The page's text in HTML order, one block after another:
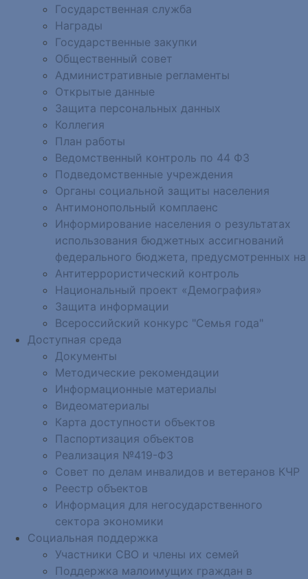
Государственная служба
Награды
Государственные закупки
Общественный совет
Административные регламенты
Открытые данные
Защита персональных данных
Коллегия
План работы
Ведомственный контроль по 44 ФЗ
Подведомственные учреждения
Органы социальной защиты населения
Антимонопольный комплаенс
Информирование населения о результатах
использования бюджетных ассигнований
федерального бюджета, предусмотренных на
Антитеррористический контроль
Национальный проект «Демография»
Защита информации
Всероссийский конкурс "Семья года"
Доступная среда
Документы
Методические рекомендации
Информационные материалы
Видеоматериалы
Карта доступности объектов
Паспортизация объектов
Реализация №419-ФЗ
Совет по делам инвалидов и ветеранов КЧР
Реестр объектов
Информация для негосударственного
сектора экономики
Социальная поддержка
Участники СВО и члены их семей
Поддержка малоимущих граждан в